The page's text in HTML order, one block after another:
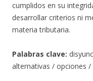
cumplidos en su
desarrollar criterios ni
materia tributaria.
Palabras clave:
alternativas / opciones